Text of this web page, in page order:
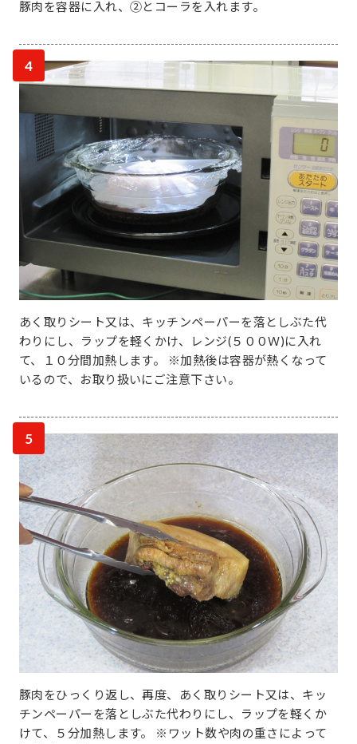
豚肉を容器に入れ、②とコーラを入れます。
4
あく取りシート又は、キッチンペーパーを落としぶた代
わりにし、ラップを軽くかけ、レンジ(５００Ｗ)に入れ
て、１０分間加熱します。 ※加熱後は容器が熱くなって
いるので、お取り扱いにご注意下さい。
5
豚肉をひっくり返し、再度、あく取りシート又は、キッ
チンペーパーを落としぶた代わりにし、ラップを軽くか
けて、５分加熱します。 ※ワット数や肉の重さによって